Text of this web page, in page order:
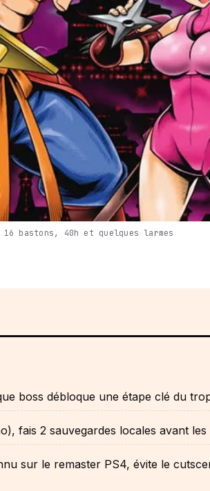
bastons, 40h et quelques larmes
boss débloque une étape clé du
fais 2 sauvegardes locales avant
sur le remaster PS4, évite le